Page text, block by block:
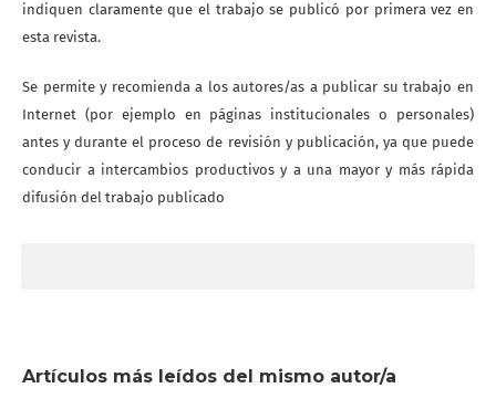
indiquen claramente que el trabajo se publicó por primera vez en
esta revista.
Se permite y recomienda a los autores/as a publicar su trabajo en
Internet (por ejemplo en páginas institucionales o personales)
antes y durante el proceso de revisión y publicación, ya que puede
conducir a intercambios productivos y a una mayor y más rápida
difusión del trabajo publicado
Artículos más leídos del mismo autor/a